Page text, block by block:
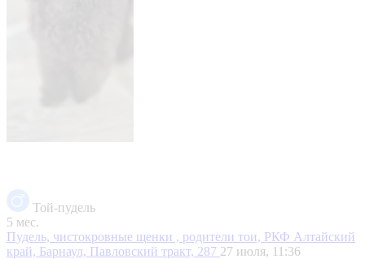
Той-пудель
5 мес.
Пудель, чистокровные щенки , родители тои, РКФ Алтайский
край, Барнаул, Павловский тракт, 287 27 июля, 11:36